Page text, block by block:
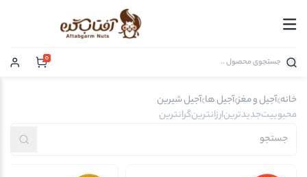
0
خانه آجیل و مغز آجیل ها آجیل شیرین
محبوبیتجدیدترینارزانترینگرانترین